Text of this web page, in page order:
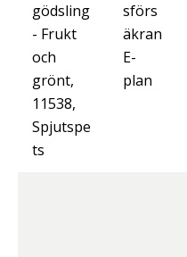
gödsling
- Frukt
och
grönt,
11538,
Spjutspe
ts
sförs
äkran
E-
plan